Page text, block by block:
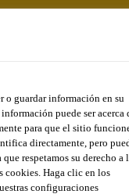
Sobre
guardar información en su
puede ser acerca
para que el sitio
directamente, pero
respetamos su derecho a
cookies. Haga clic en los
configuraciones